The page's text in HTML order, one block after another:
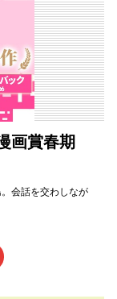
画賞春期
会話を交わしなが